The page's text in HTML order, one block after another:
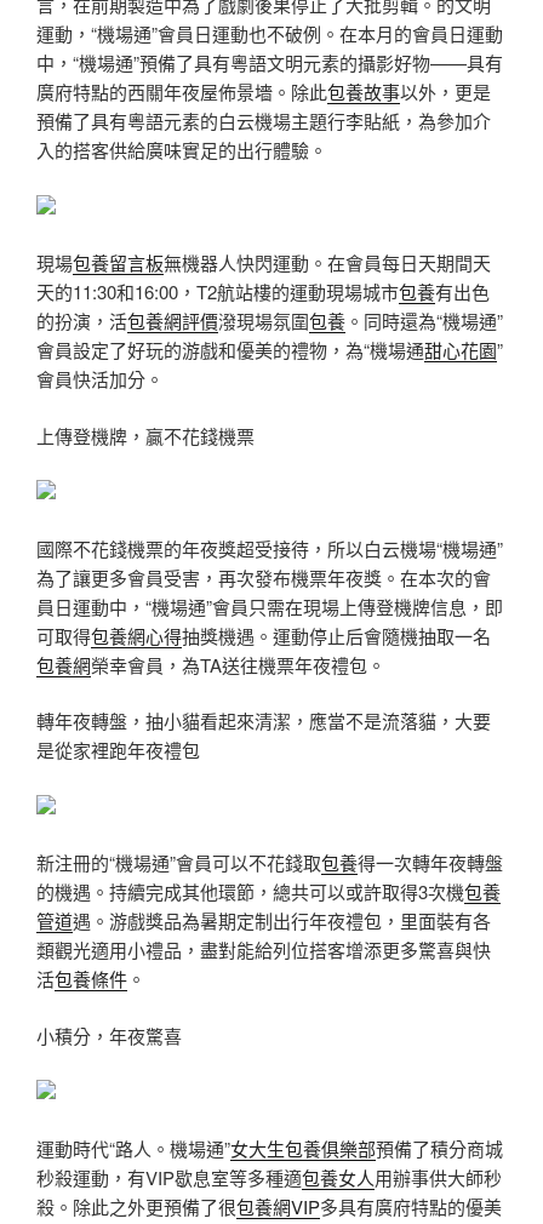
運動，“機場通”會員日運動也不破例。在本月的會員日運動
中，“機場通”預備了具有粵語文明元素的攝影好物——具有
廣府特點的西關年夜屋佈景墻。除此包養故事以外，更是
預備了具有粵語元素的白云機場主題行李貼紙，為參加介
入的搭客供給廣味實足的出行體驗。
現場包養留言板無機器人快閃運動。在會員每日天期間天
天的11:30和16:00，T2航站樓的運動現場城市包養有出色
的扮演，活包養網評價潑現場氛圍包養 。同時還為“機場通”
會員設定了好玩的游戲和優美的禮物，為“機場通甜心花園”
會員快活加分。
上傳登機牌，贏不花錢機票
國際不花錢機票的年夜獎超受接待，所以白云機場“機場通”
為了讓更多會員受害，再次發布機票年夜獎。在本次的會
員日運動中，“機場通”會員只需在現場上傳登機牌信息，即
可取得包養網心得抽獎機遇。運動停止后會隨機抽取一名
包養網榮幸會員，為TA送往機票年夜禮包。
轉年夜轉盤，抽小貓看起來清潔，應當不是流落貓，大要
是從家裡跑年夜禮包
新注冊的“機場通”會員可以不花錢取包養得一次轉年夜轉盤
的機遇。持續完成其他環節，總共可以或許取得3次機包養
管道遇。游戲獎品為暑期定制出行年夜禮包，里面裝有各
類觀光適用小禮品，盡對能給列位搭客增添更多驚喜與快
活包養條件 。
小積分，年夜驚喜
運動時代“路人。機場通”女大生包養俱樂部預備了積分商城
秒殺運動，有VIP歇息室等多種適包養女人用辦事供大師秒
殺。除此之外更預備了很包養網VIP多具有廣府特點的優美